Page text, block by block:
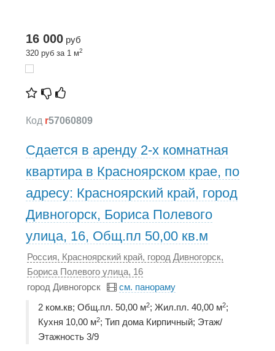
16 000 руб
320 руб за 1 м2
Код r57060809
Сдается в аренду 2-х комнатная
квартира в Красноярском крае, по
адресу: Красноярский край, город
Дивногорск, Бориса Полевого
улица, 16, Общ.пл 50,00 кв.м
Россия, Красноярский край, город Дивногорск,
Бориса Полевого улица, 16
город Дивногорск
см. панораму
2 ком.кв; Общ.пл. 50,00 м2; Жил.пл. 40,00 м2;
Кухня 10,00 м2; Тип дома Кирпичный; Этаж/
Этажность 3/9